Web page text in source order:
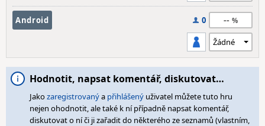
Android 0 --
Hodnotit, napsat komentář, diskutovat…
Jakozaregistrovanýa přihlášený uživatel můžete tuto hru
nejen ohodnotit, ale také k ní případně napsat komentář,
diskutovat o ní či ji zařadit do některého ze seznamů (vlastním,